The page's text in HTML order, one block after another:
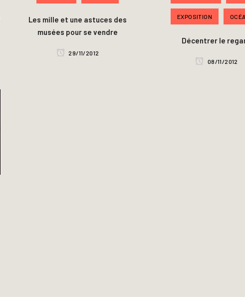
Les mille et une astuces des
musées pour se vendre
29/11/2012
EXPOSITION
Décentrer le
08/11/2012